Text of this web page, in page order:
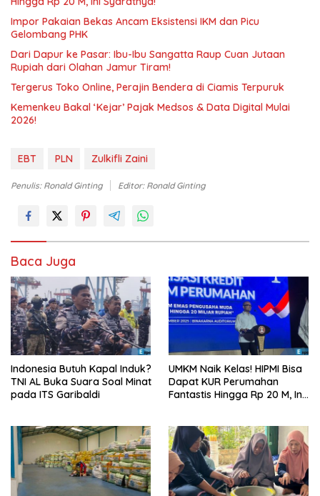
Impor Pakaian Bekas Ancam Eksistensi IKM dan Picu
Gelombang PHK
Dari Dapur ke Pasar: Ibu-Ibu Sangatta Raup Cuan Jutaan
Rupiah dari Olahan Jamur Tiram!
Tergerus Toko Online, Perajin Bendera di Ciamis Terpuruk
Kemenkeu Bakal ‘Kejar’ Pajak Medsos & Data Digital Mulai
2026!
EBT PLN Zulkifli Zaini
Penulis: Ronald Ginting Editor: Ronald Ginting
Baca Juga
Indonesia Butuh Kapal Induk?
TNI AL Buka Suara Soal Minat
pada ITS Garibaldi
UMKM Naik Kelas! HIPMI Bisa
Dapat KUR Perumahan
Fantastis Hingga Rp 20 M, Ini